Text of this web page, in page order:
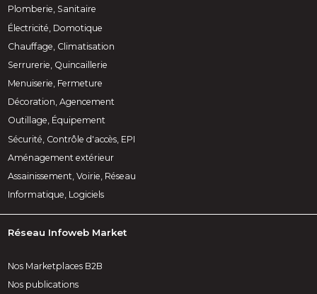
Plomberie, Sanitaire
Électricité, Domotique
Chauffage, Climatisation
Serrurerie, Quincaillerie
Menuiserie, Fermeture
Décoration, Agencement
Outillage, Équipement
Sécurité, Contrôle d'accès, EPI
Aménagement extérieur
Assainissement, Voirie, Réseau
Informatique, Logiciels
Réseau Infoweb Market
Nos Marketplaces B2B
Nos publications